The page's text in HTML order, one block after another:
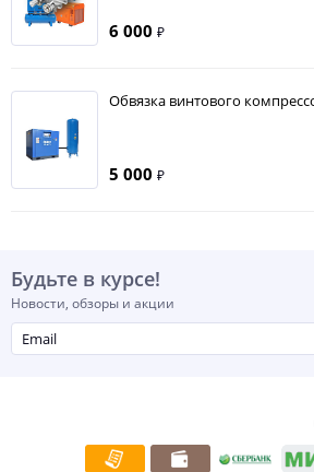
6 000 ₽
Обвязка винтового
5 000 ₽
Будьте в курсе!
Новости, обзоры и акции